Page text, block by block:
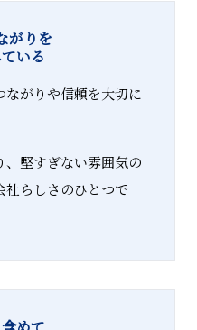
がりを
いる
がりや信頼を大切に
、堅すぎない雰囲気の
社らしさのひとつで